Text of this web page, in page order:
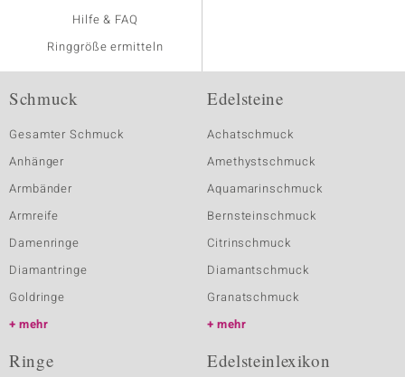
Hilfe & FAQ
Ringgröße ermitteln
Schmuck
Gesamter Schmuck
Anhänger
Armbänder
Armreife
Damenringe
Diamantringe
Goldringe
mehr
Edelsteine
Achatschmuck
Amethystschmuck
Aquamarinschmuck
Bernsteinschmuck
Citrinschmuck
Diamantschmuck
Granatschmuck
mehr
Ringe Edelsteinlexikon